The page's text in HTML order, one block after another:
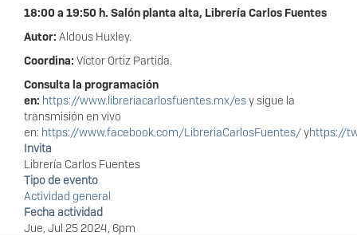
18:00 a 19:50 h. Salón planta alta, Librería Carlos Fuentes
Autor: Aldous Huxley.
Coordina: Víctor Ortiz Partida.
Consulta la programación
en: https://www.libreriacarlosfuentes.mx/esy sigue la
transmisión en vivo
en: https://www.facebook.com/LibreriaCarlosFuentes/yhttps://
Invita
Librería Carlos Fuentes
Tipo de evento
Actividad general
Fecha actividad
Jue, Jul 25 2024, 6pm